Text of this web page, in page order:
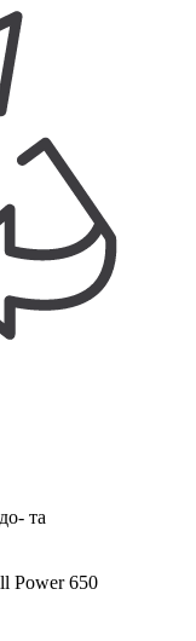
та
Power 650